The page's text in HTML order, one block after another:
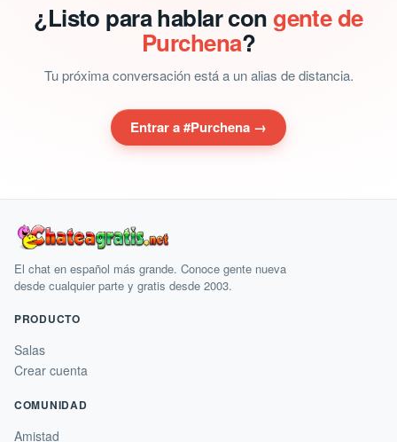
¿Listo para hablar con gente de
Purchena?
Tu próxima conversación está a un alias de distancia.
Entrar a #Purchena →
El chat en español más grande. Conoce gente nueva
desde cualquier parte y gratis desde 2003.
PRODUCTO
Salas
Crear cuenta
COMUNIDAD
Amistad